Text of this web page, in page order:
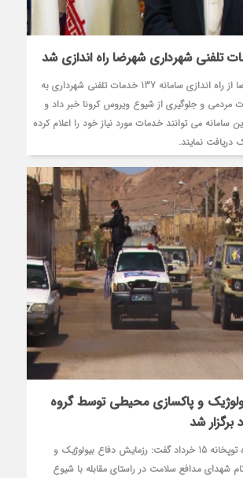
سیناخبر- شهردار شهرضا از راه اندازی سامانه 137 خدمات تلفنی شهرداری به
مردمی و جلوگیری از شیوع ویروس کرونا خبر داد و
سامانه می توانند خدمات مورد نیاز خود را اعلام کرده
دریافت نمایند.
و پاکسازی محیطی توسط گروه
سیناخبر- فرمانده گروه توپخانه 15 خرداد گفت: رزمایش دفاع بیولوژیک و
شهدای مدافع سلامت در راستای مقابله با شیوع